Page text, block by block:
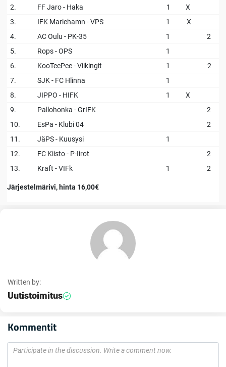
2.
FF Jaro - Haka 1
X
3.
IFK Mariehamn - VPS 1
X
4.
AC Oulu - PK-35 1
2
5.
Rops - OPS
1
6.
KooTeePee - Viikingit 1
2
7.
SJK - FC Hlinna
1
8.
JIPPO - HIFK 1
X
9.
Pallohonka - GrIFK
2
10.
EsPa - Klubi 04
2
11.
JäPS - Kuusysi
1
12.
FC Kiisto - P-Iirot
2
13.
Kraft - VIFk 1 2
Järjestelmärivi, hinta 16,00€
Written by:
Uutistoimitus
Kommentit